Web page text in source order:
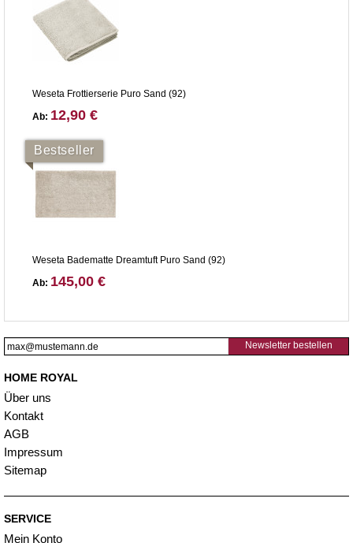
Weseta Frottierserie Puro Sand (92)
Ab: 12,90 €
Bestseller
Weseta Badematte Dreamtuft Puro Sand (92)
Ab: 145,00 €
Newsletter bestellen
HOME ROYAL
Über uns
Kontakt
AGB
Impressum
Sitemap
SERVICE
Mein Konto